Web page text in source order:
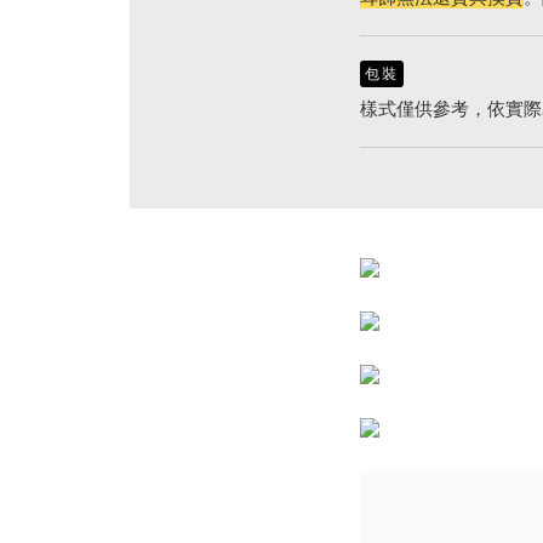
包裝
樣式僅供參考，依實